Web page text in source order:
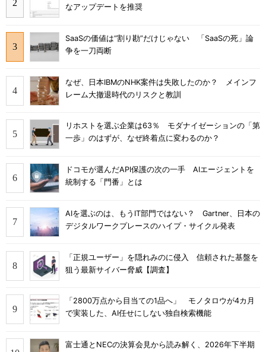
なアップデートを推奨
SaaSの価値は“割り勘”だけじゃない 「SaaSの死」論
争を一刀両断
なぜ、日本IBMのNHK案件は失敗したのか？ メインフ
レーム大撤退時代のリスクと教訓
リホストを選ぶ企業は63％ モダナイゼーションの「第
一歩」のはずが、なぜ終着点に変わるのか？
ドコモが選んだAPI保護の次の一手 AIエージェントを
統制する「門番」とは
AIを選ぶのは、もうIT部門ではない？ Gartner、日本の
デジタルワークプレースのハイプ・サイクル発表
「正規ユーザー」を隠れみのに侵入 信頼された基盤を
狙う最新サイバー脅威【調査】
「2800万点から目当ての1品へ」 モノタロウが4カ月
で実装した、AI任せにしない独自検索機能
富士通とNECの決算会見から読み解く、2026年下半期